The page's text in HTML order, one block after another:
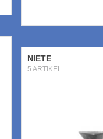
NIETE
5 ARTIKEL